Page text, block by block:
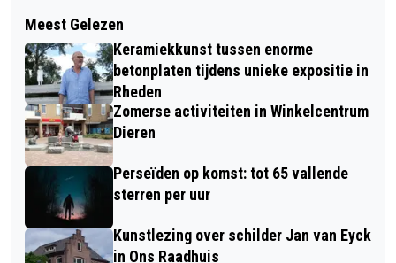
NATURALISATIEDAG 2025 IN
GEMEENTE RHEDEN
MAGISCH WINKELEN EN
ETALAGEWEDSTRIJD IN CENTRUM
VELP
Meest Gelezen
Keramiekkunst tussen enorme
betonplaten tijdens unieke expositie in
Rheden
Zomerse activiteiten in Winkelcentrum
Dieren
Perseïden op komst: tot 65 vallende
sterren per uur
Kunstlezing over schilder Jan van Eyck
in Ons Raadhuis